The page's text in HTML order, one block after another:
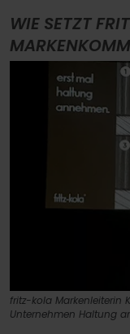
WIE SETZT
fritz-kola Markenleiterin
Unternehmen Haltung